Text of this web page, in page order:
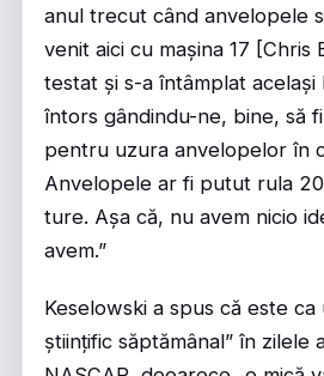
anul trecut când anvelopele
venit aici cu mașina 17 [Chris
testat și s-a întâmplat același
întors gândindu-ne, bine, să
pentru uzura anvelopelor în
Anvelopele ar fi putut rula
ture. Așa că, nu avem nicio
avem.”
Keselowski a spus că este
științific săptămânal” în zilele